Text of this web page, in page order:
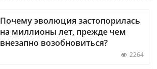
Почему эволюция застопорилась
на миллионы лет, прежде чем
внезапно возобновиться?
2264